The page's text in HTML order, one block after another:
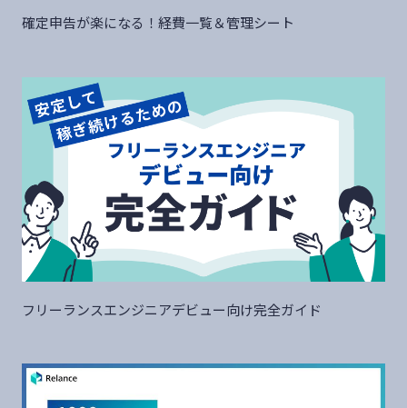
確定申告が楽になる！経費一覧＆管理シート
フリーランスエンジニアデビュー向け完全ガイド